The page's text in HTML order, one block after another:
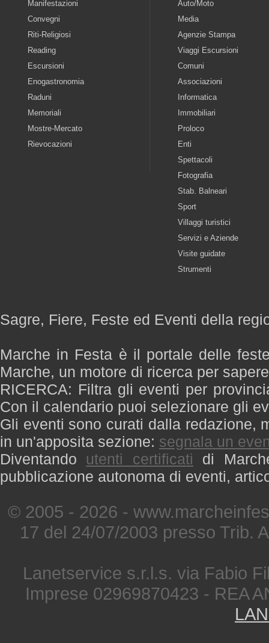
Manifestazioni
Convegni
Riti-Religiosi
Reading
Escursioni
Enogastronomia
Raduni
Memoriali
Mostre-Mercato
Rievocazioni
Auto/Moto
Media
Agenzie Stampa
Viaggi Escursioni
Comuni
Associazioni
Informatica
Immobiliari
Proloco
Enti
Spettacoli
Fotografia
Stab. Balneari
Sport
Villaggi turistici
Servizi e Aziende
Visite guidate
Strumenti
Sagre, Fiere, Feste ed Eventi della
Marche in Festa è il portale delle
Marche, un motore di ricerca per
RICERCA: Filtra gli eventi per
Con il calendario puoi selezionare gli
Gli eventi sono curati dalla redazione,
in un'apposita sezione: segnala un
Diventando utenti certificati di
pubblicazione autonoma di eventi,
© 2005 - 2026 -
17 del 24/07/2003 presso Trib.
Lanetservice s.r.l.s. via Fabio
Imprese 02969870423 - REA